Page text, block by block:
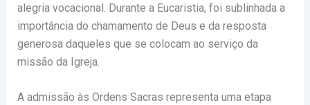
alegria vocacional. Durante a Eucaristia, foi sublinhada a
importância do chamamento de Deus e da resposta
generosa daqueles que se colocam ao serviço da
missão da Igreja.
A admissão às Ordens Sacras representa uma etapa